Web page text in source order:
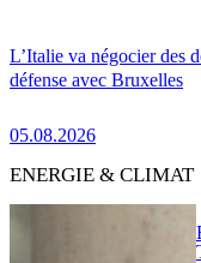
L’Italie va négocier des
défense avec Bruxelles
05.08.2026
ENERGIE & CLIMAT